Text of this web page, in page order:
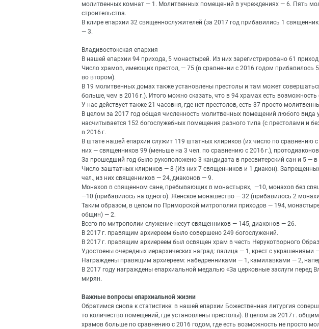
молитвенных комнат — 1. Молитвенных помещений в учреждениях — 6. Пять
строительства.
В клире епархии 32 священнослужителей (за 2017 год прибавились 1
— 3.
Владивостокская епархия
В нашей епархии 94 прихода, 5 монастырей. Из них зарегистрировано 61
Число храмов, имеющих престол, — 75 (в сравнении с 2016 годом прибавилось
во втором).
В 19 молитвенных домах также установлены престолы и там может
больше, чем в 2016 г.). Итого можно сказать, что в 94 храмах есть возможность
У нас действует также 21 часовня, где нет престолов, есть 37 просто
В целом за 2017 год общая численность молитвенных помещений любого вида
насчитывается 152 богослужебных помещения разного типа (с престолами и
в 2016 г.
В штате нашей епархии служит 119 штатных клириков (их число по
них — священников 99 (меньше на 3 чел. по сравнению с 2016 г.),
За прошедший год было рукоположено 3 кандидата в пресвитерский сан и 5 — в
Число заштатных клириков — 8 (Из них 7 священников и 1 диакон).
чел., из них священников — 24, диаконов — 9.
Монахов в священном сане, пребывающих в монастырях, —10, монахов без
—10 (прибавилось на одного). Женское монашество — 32 (прибавилось 2
Таким образом, в целом по Приморской митрополии приходов — 194,
общин) — 2.
Всего по митрополии служение несут священников — 145, диаконов — 26.
В 2017 г. правящим архиереем было совершено 249 богослужений.
В 2017 г. правящим архиереем был освящен храм в честь Нерукотворного
Удостоены очередных иерархических наград: палица — 1, крест с украшениями
Награждены правящим архиереем: набедренниками — 1, камилавками — 2,
В 2017 году награждены епархиальной медалью «За церковные заслуги перед
мирян.
Важные вопросы епархиальной жизни
Обратимся снова к статистике: в нашей епархии Божественная литургия
то количество помещений, где установлены престолы). В целом за 2017 г.
храмов больше по сравнению с 2016 годом, где есть возможность не просто